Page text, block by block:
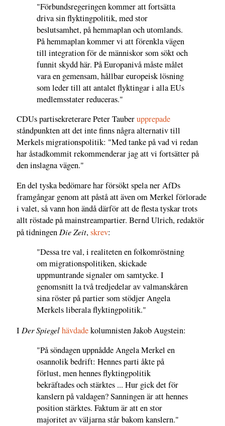
"Förbundsregeringen kommer att fortsätta
driva sin flyktingpolitik, med stor
beslutsamhet, på hemmaplan och utomlands.
På hemmaplan kommer vi att förenkla vägen
till integration för de människor som sökt och
funnit skydd här. På Europanivå måste målet
vara en gemensam, hållbar europeisk lösning
som leder till att antalet flyktingar i alla EUs
medlemsstater reduceras."
CDUs partisekreterare Peter Tauberupprepade
ståndpunkten att det inte finns några alternativ till
Merkels migrationspolitik: "Med tanke på vad vi redan
har åstadkommit rekommenderar jag att vi fortsätter på
den inslagna vägen."
En del tyska bedömare har försökt spela ner AfDs
framgångar genom att påstå att även om Merkel förlorade
i valet, så vann hon ändå därför att de flesta tyskar trots
allt röstade på mainstreampartier. Bernd Ulrich, redaktör
på tidningen Die Zeit,skrev:
"Dessa tre val, i realiteten en folkomröstning
om migrationspolitiken, skickade
uppmuntrande signaler om samtycke. I
genomsnitt la två tredjedelar av valmanskåren
sina röster på partier som stödjer Angela
Merkels liberala flyktingpolitik."
I Der Spiegelhävdadekolumnisten Jakob Augstein:
"På söndagen uppnådde Angela Merkel en
osannolik bedrift: Hennes parti åkte på
förlust, men hennes flyktingpolitik
bekräftades och stärktes ... Hur gick det för
kanslern på valdagen? Sanningen är att hennes
position stärktes. Faktum är att en stor
majoritet av väljarna står bakom kanslern."